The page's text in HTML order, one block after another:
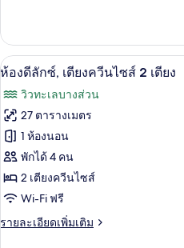
ไซส์
2
เตียง,
วิว
สวน
หย่อม
เกี่ยว
กับ
ห้อง
เตียง
ควีน
ไซส์
2
เตียง,
วิว
สวน
หย่อม
เปิด
ภาพถ่าย
ทั้งหมด
ของ
ห้อง
ดี
ลัก
ซ์,
5
ห้องดีลักซ์, เตียงควีนไซส์ 2 เตียง
วิวทะเลบางส่วน
27 ตารางเมตร
1 ห้องนอน
พักได้ 4 คน
2 เตียงควีนไซส์
Wi-Fi ฟรี
รายละเอียดเพิ่มเติม
ราย